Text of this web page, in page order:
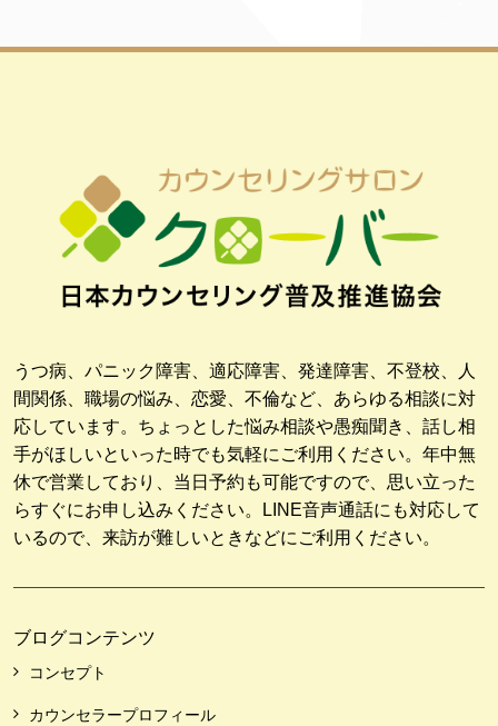
うつ病、パニック障害、適応障害、発達障害、不登校、人
間関係、職場の悩み、恋愛、不倫など、あらゆる相談に対
応しています。ちょっとした悩み相談や愚痴聞き、話し相
手がほしいといった時でも気軽にご利用ください。年中無
休で営業しており、当日予約も可能ですので、思い立った
らすぐにお申し込みください。LINE音声通話にも対応して
いるので、来訪が難しいときなどにご利用ください。
ブログコンテンツ
コンセプト
カウンセラープロフィール